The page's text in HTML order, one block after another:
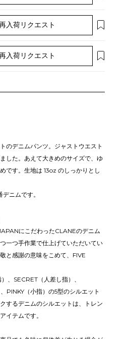
入荷リクエスト
入荷リクエスト
のデニムパンツ。ジャストウエスト
した。あえて大きめのサイズで、ゆ
です。生地は 13oz のしっかりとし
ニムです。
にこだわったCLANEのデニム
一つ手作業で仕上げていただいてい
と感謝の意味をこめて、FIVE
、SECRET（人差し指）、
PINKY（小指）の5型のシルエット
するデニムのシルエットは、トレン
イテムです。